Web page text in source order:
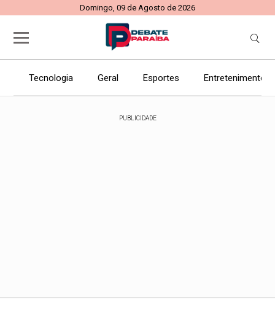
Domingo, 09 de Agosto de 2026
Tecnologia Geral Esportes Entretenimento
PUBLICIDADE